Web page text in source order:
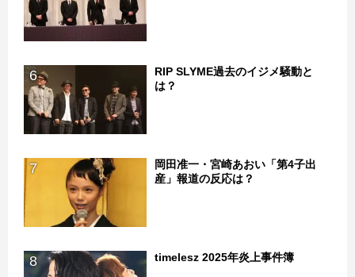
6
RIP SLYME過去のイジメ騒動と
は？
7
岡田准一・宮崎あおい「第4子出
産」報道の反応は？
8 timelesz 2025年炎上事件簿